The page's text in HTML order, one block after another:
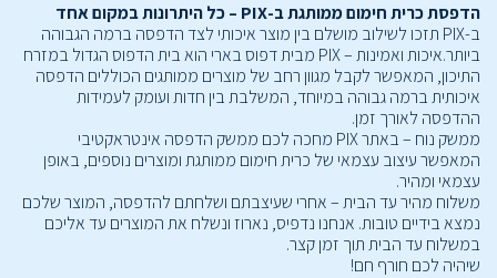
הדפסת כרית חימום ממותגת ב-PIX – כל היתרונות במקום אחד
ב-PIX תזכו לשילוב מושלם בין מוצר איכותי לצד הדפסה ברמה הגבוהה
ביותר.איכות ואמינות – PIX מבית דפוס בארי הוא בית הדפוס הגדול במזרח
התיכון, המאפשר לקבל מגוון רחב של מוצרים ממותגים הכוללים הדפסה
איכותית ברמה גבוהה במיוחד, המשלבת בין חדות ועומק לעמידות
ההדפסה לאורך זמן.
ממשק נוח – באתר PIX מחכה לכם ממשק הדפסה אינטראקטיבי
המאפשר עיצוב עצמאי של כרית חימום ממותגת ומוצרים נוספים, באופן
עצמאי ומהיר.
משלוח מהיר עד הבית – אחרי שעיצבתם ושלחתם להדפסה, המוצר שלכם
נמצא בידיים טובות. אנחנו נדפיס, נארוז ונשלח את המוצרים עד אליכם
במשלוח עד הבית תוך זמן קצר.
שיהיה לכם חורף חם!